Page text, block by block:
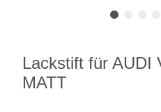
Lackstift für AUDI
MATT